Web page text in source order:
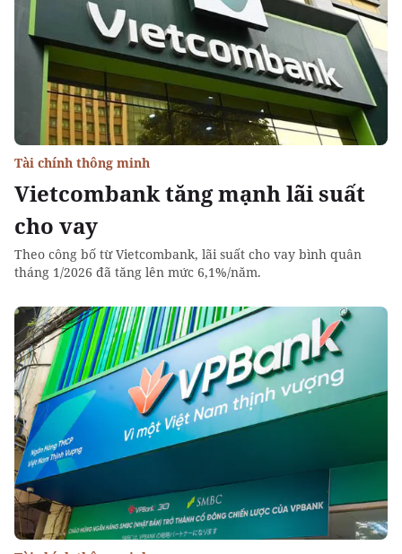
Vietcombank tăng mạnh lãi suất
cho vay
Tài chính thông minh
Theo công bố từ Vietcombank, lãi suất cho vay bình quân
tháng 1/2026 đã tăng lên mức 6,1%/năm.